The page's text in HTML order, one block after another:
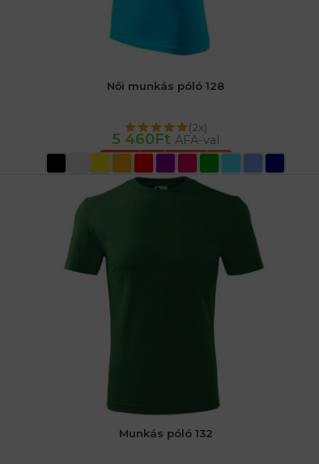
Női munkás póló 128
(2x)
5 460Ft ÁFA-val
OPCIÓK VÁLASZTÁSA
Munkás póló 132